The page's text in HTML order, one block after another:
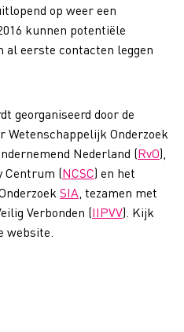
op weer een
kunnen potentiële
eerste contacten leggen
georganiseerd door de
Wetenschappelijk Onderzoek
Nederland (RvO),
Centrum (NCSC) en het
SIA , tezamen met
Verbonden (IIPVV). Kijk
website.